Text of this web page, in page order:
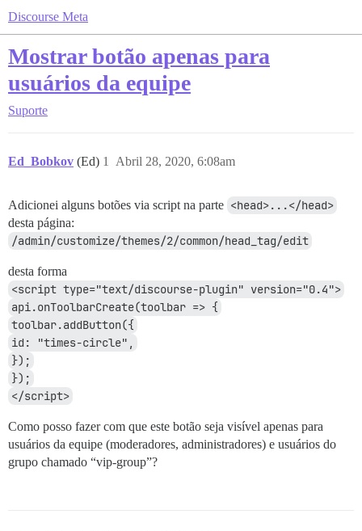
Discourse Meta
Mostrar botão apenas para
usuários da equipe
Suporte
Ed_Bobkov (Ed) Abril 28, 2020, 6:08am
1
Adicionei alguns botões via script na parte <head>...</head>
desta página:
/admin/customize/themes/2/common/head_tag/edit
desta forma
<script type="text/discourse-plugin" version="0.4">
api.onToolbarCreate(toolbar => {
toolbar.addButton({
id: "times-circle",
});
});
</script>
Como posso fazer com que este botão seja visível apenas para
usuários da equipe (moderadores, administradores) e usuários do
grupo chamado “vip-group”?